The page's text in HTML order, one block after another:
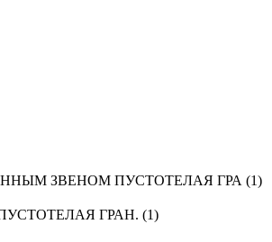
ЗВЕНОМ ПУСТОТЕЛАЯ ГРА (1)
ГРАН. (1)